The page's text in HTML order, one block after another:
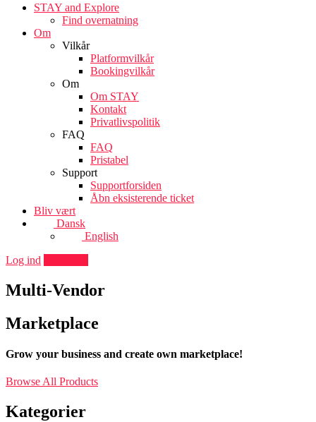
STAY and Explore
Find overnatning
Om
Vilkår
Platformvilkår
Bookingvilkår
Om
Om STAY
Kontakt
Privatlivspolitik
FAQ
FAQ
Pristabel
Support
Supportforsiden
Åbn eksisterende ticket
Bliv vært
Dansk
English
Log ind
Multi-Vendor
Marketplace
Grow your business and create own marketplace!
Browse All Products
Kategorier